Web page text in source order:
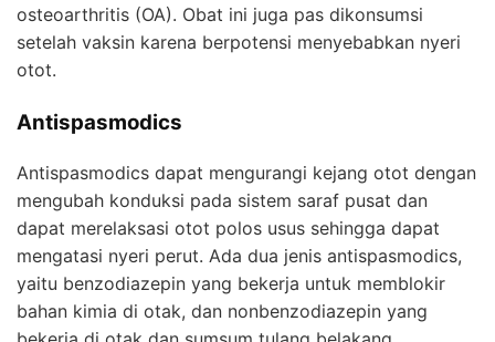
osteoarthritis (OA). Obat ini juga pas dikonsumsi
setelah vaksin karena berpotensi menyebabkan nyeri
otot.
Antispasmodics
Antispasmodics dapat mengurangi kejang otot dengan
mengubah konduksi pada sistem saraf pusat dan
dapat merelaksasi otot polos usus sehingga dapat
mengatasi nyeri perut. Ada dua jenis antispasmodics,
yaitu benzodiazepin yang bekerja untuk memblokir
bahan kimia di otak, dan nonbenzodiazepin yang